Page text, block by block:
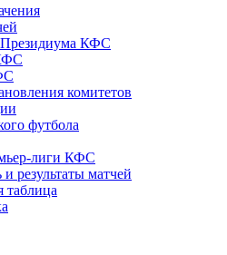
Президиума КФС
комитетов
футбола
лиги КФС
результаты матчей
таблица